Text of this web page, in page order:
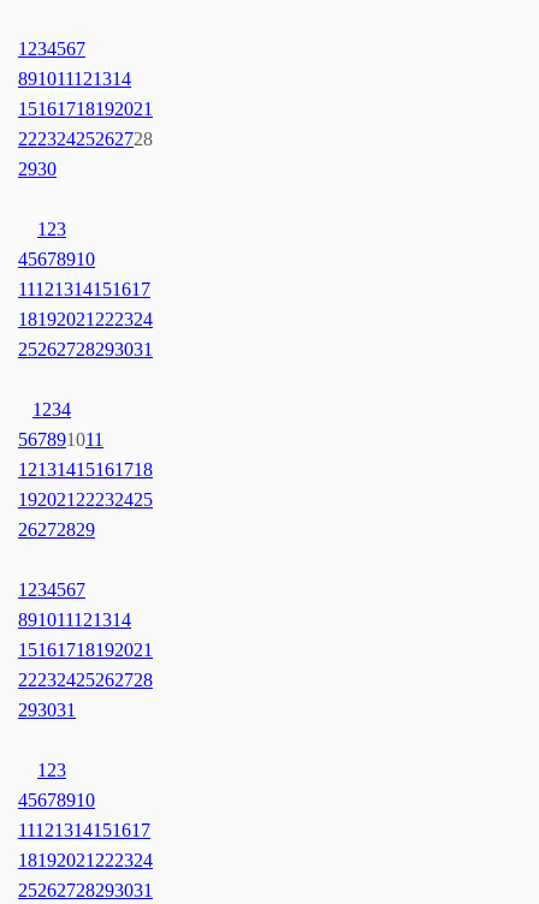
1 234567
891011121314
15161718192021
22232425262728
2930
1 23
45678910
11121314151617
18192021 222324
25262728293031
1 234
567891011
12131415161718
192021 22232425
26272829
1 234567
891011121314
15161718192021
22232425262728
293031
1 23
45678910
11121314151617
18192021 222324
25262728293031